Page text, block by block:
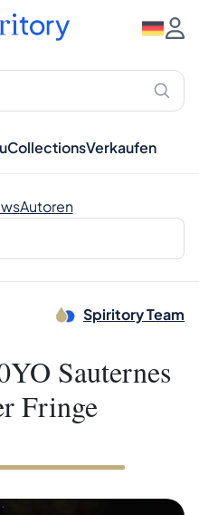
CollectionsVerkaufen
Autoren
Spiritory Team
Sauternes
Fringe